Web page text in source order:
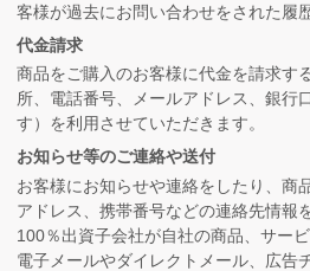
客様が過去にお問い合わせをされた履
代金請求
商品をご購入のお客様に代金を請求す
所、電話番号、メールアドレス、銀行
す）を利用させていただきます。
お知らせ等のご連絡や送付
お客様にお知らせや連絡をしたり、商
アドレス、携帯番号などの連絡先情報
100％出資子会社が自社の商品、サー
電子メールやダイレクトメール、広告